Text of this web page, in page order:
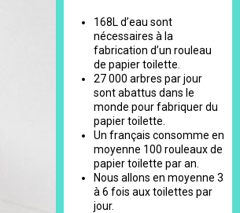
168L d’eau sont
nécessaires à la
fabrication d’un rouleau
de papier toilette.
27 000 arbres par jour
sont abattus dans le
monde pour fabriquer du
papier toilette.
Un français consomme en
moyenne 100 rouleaux de
papier toilette par an.
Nous allons en moyenne 3
à 6 fois aux toilettes par
jour.